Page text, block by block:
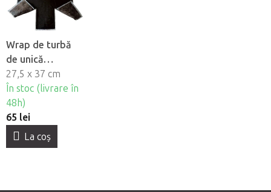
Wrap de turbă
de unică
folosintă - gât,
10 buc
27,5 x 37 cm
În stoc (livrare în
48h)
65 lei
La coş